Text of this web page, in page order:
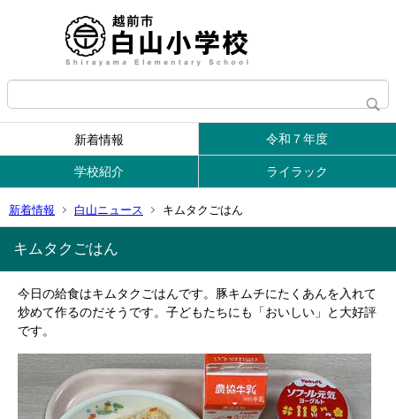
新着情報 令和７年度
学校紹介 ライラック
新着情報 白山ニュース キムタクごはん
キムタクごはん
今日の給食はキムタクごはんです。豚キムチにたくあんを入れて
炒めて作るのだそうです。子どもたちにも「おいしい」と大好評
です。